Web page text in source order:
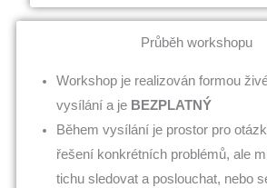
Průběh workshopu
Workshop je realizován formou
vysílání a je BEZPLATNÝ
Během vysílání je prostor pro
řešení konkrétních problémů, ale
tichu sledovat a poslouchat, nebo